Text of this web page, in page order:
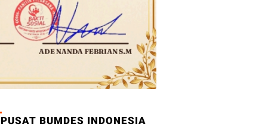
PUSAT BUMDES INDONESIA